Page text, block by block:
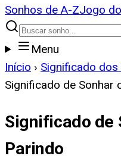
Sonhos de A-ZJogo
Menu
Início › Significado dos
Significado de Sonhar
Significado de
Parindo